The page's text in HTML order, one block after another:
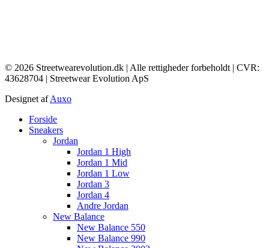
© 2026 Streetwearevolution.dk | Alle rettigheder forbeholdt | CVR:
43628704 | Streetwear Evolution ApS
Designet afAuxo
Main
Menu
Forside
Sneakers
Jordan
Jordan 1 High
Jordan 1 Mid
Jordan 1 Low
Jordan 3
Jordan 4
Andre Jordan
New Balance
New Balance 550
New Balance 990